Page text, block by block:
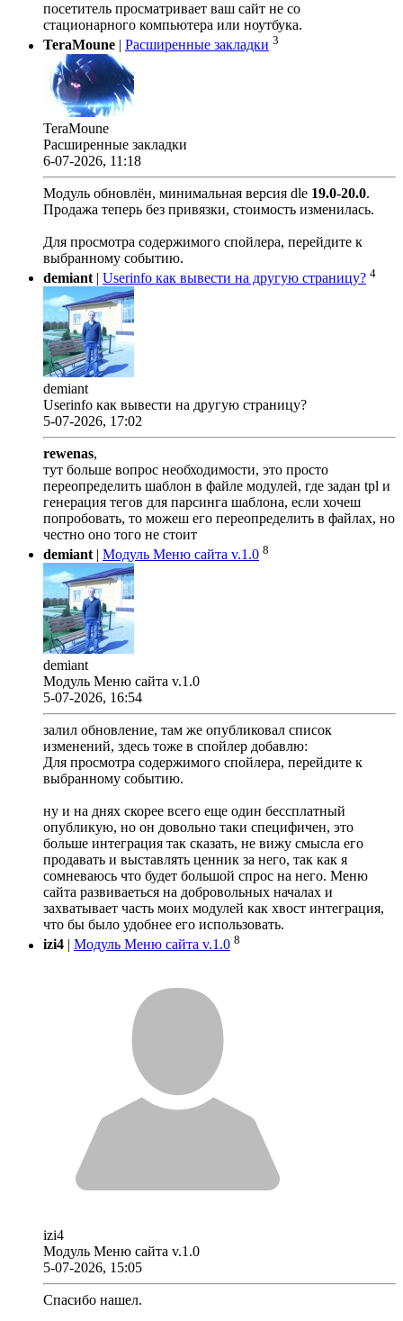
посетитель просматривает ваш сайт не со
стационарного компьютера или ноутбука.
TeraMoune
Расширенные закладки 3
TeraMoune
Расширенные закладки
6-07-2026, 11:18
Модуль обновлён, минимальная версия dle 19.0-20.0.
Продажа теперь без привязки, стоимость изменилась.
Для просмотра содержимого спойлера, перейдите к
выбранному событию.
demiant | Userinfo как вывести на другую страницу? 4
demiant
Userinfo как вывести на другую страницу?
5-07-2026, 17:02
rewenas,
тут больше вопрос необходимости, это просто
переопределить шаблон в файле модулей, где задан tpl и
генерация тегов для парсинга шаблона, если хочеш
попробовать, то можеш его переопределить в файлах, но
честно оно того не стоит
demiant | Модуль Меню сайта v.1.0 8
demiant
Модуль Меню сайта v.1.0
5-07-2026, 16:54
залил обновление, там же опубликовал список
изменений, здесь тоже в спойлер добавлю:
Для просмотра содержимого спойлера, перейдите к
выбранному событию.
ну и на днях скорее всего еще один бессплатный
опубликую, но он довольно таки специфичен, это
больше интеграция так сказать, не вижу смысла его
продавать и выставлять ценник за него, так как я
сомневаюсь что будет большой спрос на него. Меню
сайта развиваеться на добровольных началах и
захватывает часть моих модулей как хвост интеграция,
что бы было удобнее его использовать.
izi4
Модуль Меню сайта v.1.0 8
izi4
Модуль Меню сайта v.1.0
5-07-2026, 15:05
Спасибо нашел.